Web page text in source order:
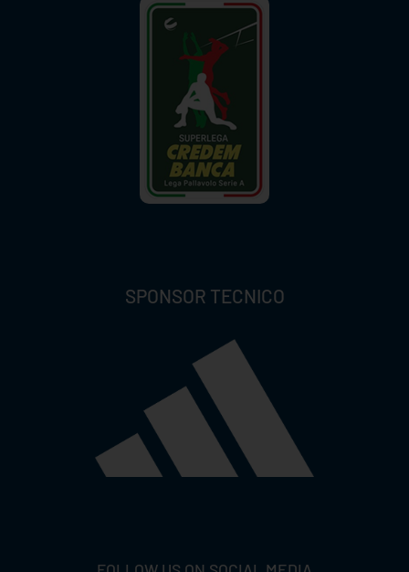
SPONSOR TECNICO